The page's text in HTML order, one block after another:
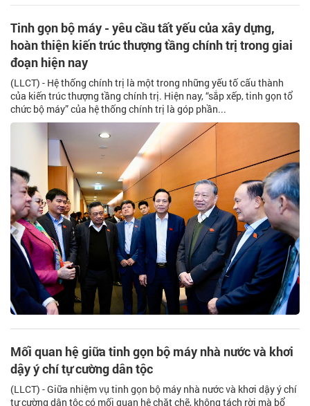
trách nhiệm trong sắp xếp, tinh gọn bộ máy nhà nước. Đây là quyết
định có tính bước ngoặt lịch sử để đưa nước ta tiếp tục phát triển
Tinh gọn bộ máy - yêu cầu tất yếu của xây dựng,
hoàn thiện kiến trúc thượng tầng chính trị trong giai
đoạn hiện nay
(LLCT) - Hệ thống chính trị là một trong những yếu tố cấu thành
của kiến trúc thượng tầng chính trị. Hiện nay, “sắp xếp, tinh gọn tổ
chức bộ máy” của hệ thống chính trị là góp phần...
Mối quan hệ giữa tinh gọn bộ máy nhà nước và khơi
dậy ý chí tự cường dân tộc
(LLCT) - Giữa nhiệm vụ tinh gọn bộ máy nhà nước và khơi dậy ý chí
tự cường dân tộc có mối quan hệ chặt chẽ, không tách rời mà bổ